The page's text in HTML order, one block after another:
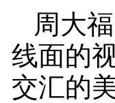
周大
线面的
交汇的